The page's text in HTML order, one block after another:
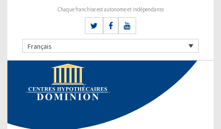
Chaque franchise est autonome et indépendante
Français